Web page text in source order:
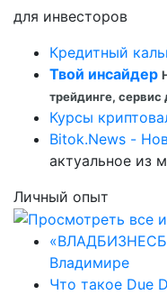
для инвесторов
Кредитный
Твой инсайдер
трейдинге,
Курсы
Bitok.News -
актуальное из
Личный опыт
Владимире
Что такое Due